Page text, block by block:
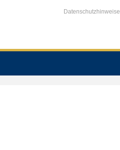
Datenschutzhinweise